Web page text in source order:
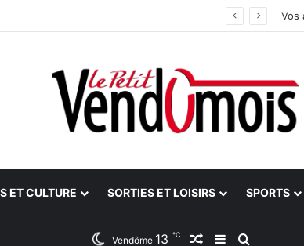
Vos
ET CULTURE SORTIES ET LOISIRS SPORTS
Vendôme 13 ℃ Article Aléatoire
Sidebar